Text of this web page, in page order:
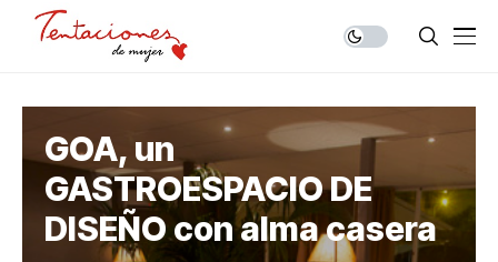
GOA, un
GASTROESPACIO DE
DISEÑO con alma casera